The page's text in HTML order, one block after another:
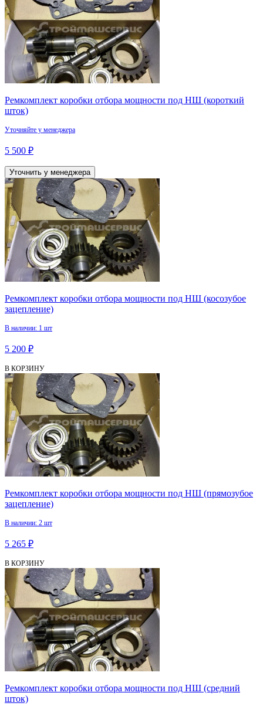
Ремкомплект коробки отбора мощности под НШ (короткий
шток)
Уточняйте у менеджера
5 500 ₽
Уточнить у менеджера
Ремкомплект коробки отбора мощности под НШ (косозубое
зацепление)
В наличии: 1 шт
5 200 ₽
В КОРЗИНУ
Ремкомплект коробки отбора мощности под НШ (прямозубое
зацепление)
В наличии: 2 шт
5 265 ₽
В КОРЗИНУ
Ремкомплект коробки отбора мощности под НШ (средний
шток)